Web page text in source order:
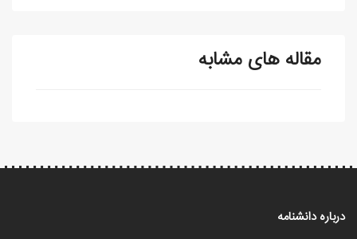
مقاله های مشابه
درباره دانشنامه